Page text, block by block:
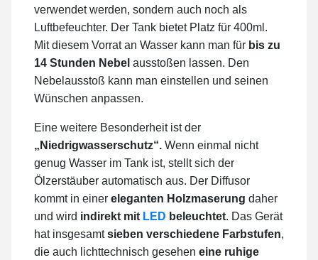
verwendet werden, sondern auch noch als
Luftbefeuchter. Der Tank bietet Platz für 400ml.
Mit diesem Vorrat an Wasser kann man für bis zu
14 Stunden Nebel ausstoßen lassen. Den
Nebelausstoß kann man einstellen und seinen
Wünschen anpassen.
Eine weitere Besonderheit ist der
„Niedrigwasserschutz“. Wenn einmal nicht
genug Wasser im Tank ist, stellt sich der
Ölzerstäuber automatisch aus. Der Diffusor
kommt in einer eleganten Holzmaserung daher
und wird indirekt mit LED beleuchtet. Das Gerät
hat insgesamtsieben verschiedene Farbstufen,
die auch lichttechnisch gesehen eine ruhige